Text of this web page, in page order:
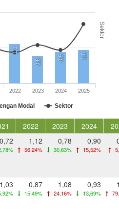
Sektor
1,1
0,8
0,9 1,0
Modal Sektor
2022 2023 2024 2025
2022 2023 2024
0,72 1,12
56,24%
0,78
30,63%
0,90
15,52%
1,03 0,87
15,49%
1,08
24,16%
0,93
13,69%